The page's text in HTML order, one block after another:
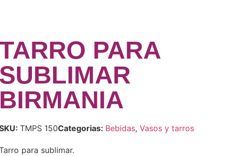
PARA
SUBLIMAR
BIRMANIA
TMPS 150Categorias: Bebidas, Vasos y tarros
para sublimar.